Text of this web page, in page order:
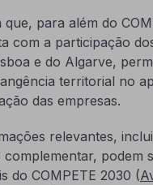
que, para além do
com a participação
e do Algarve,
territorial no
das empresas.
relevantes,
podem
do COMPETE 2030 (